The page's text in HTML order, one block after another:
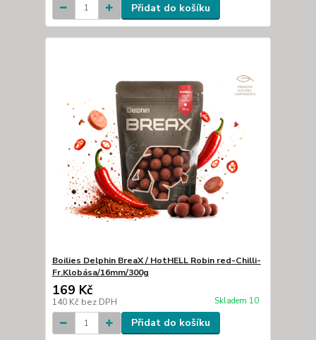
Přidat do košíku
Boilies Delphin BreaX / HotHELL Robin red-Chilli-
Fr.Klobása/16mm/300g
169 Kč
140 Kč bez DPH Skladem 10
Přidat do košíku